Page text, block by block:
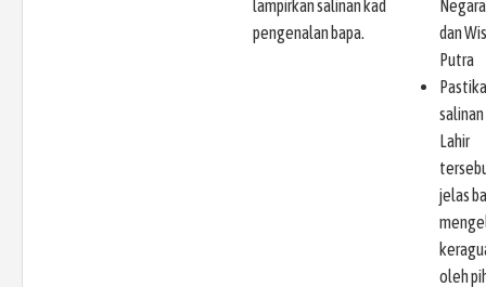
lampirkan salinan kad
pengenalan bapa.
dan
Putra
Lahir
jelas
oleh